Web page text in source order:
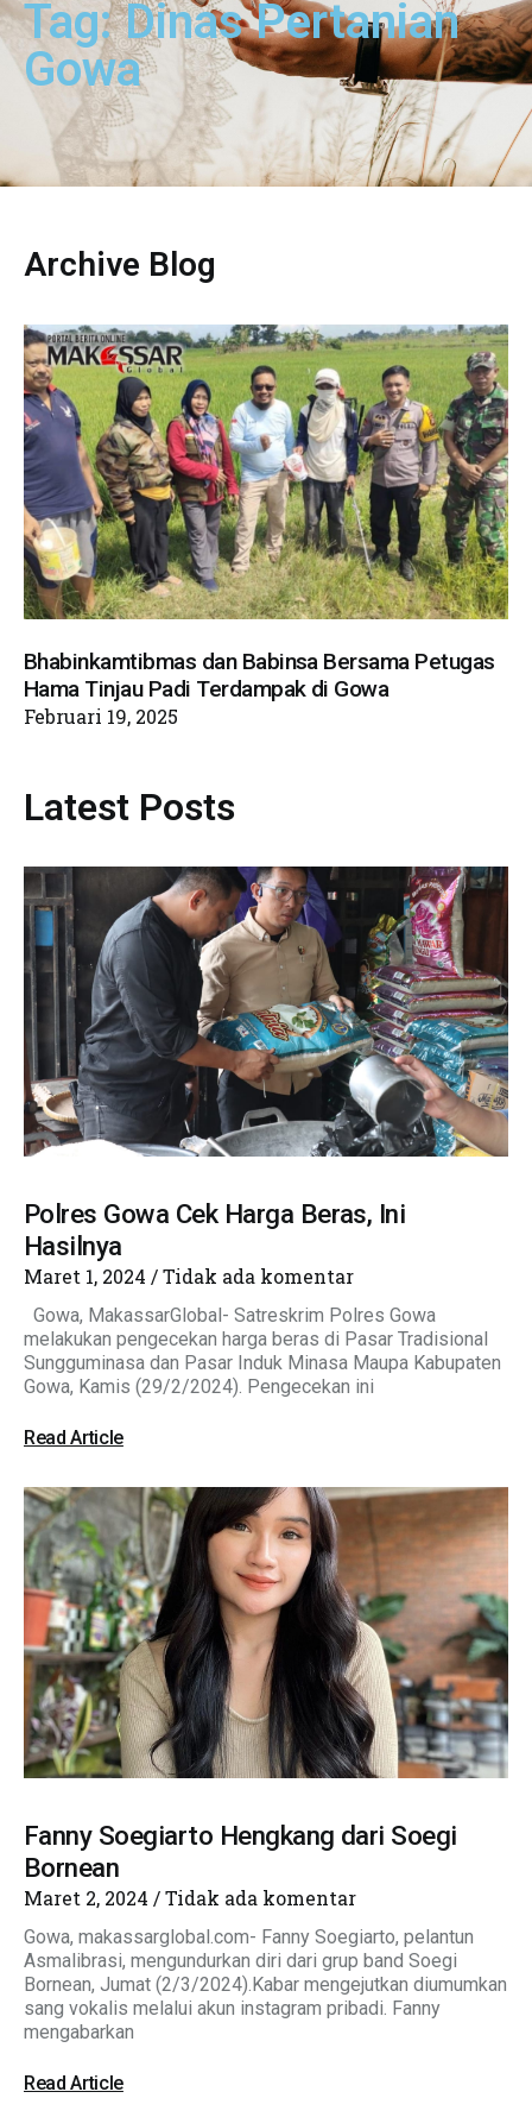
Tag: Dinas Pertanian
Gowa
Archive Blog
Bhabinkamtibmas dan Babinsa Bersama Petugas
Hama Tinjau Padi Terdampak di Gowa
Februari 19, 2025
Latest Posts
Polres Gowa Cek Harga Beras, Ini
Hasilnya
Maret 1, 2024 Tidak ada komentar
Gowa, MakassarGlobal- Satreskrim Polres Gowa
melakukan pengecekan harga beras di Pasar Tradisional
Sungguminasa dan Pasar Induk Minasa Maupa Kabupaten
Gowa, Kamis (29/2/2024). Pengecekan ini
Read Article
Fanny Soegiarto Hengkang dari Soegi
Bornean
Maret 2, 2024 Tidak ada komentar
Gowa, makassarglobal.com- Fanny Soegiarto, pelantun
Asmalibrasi, mengundurkan diri dari grup band Soegi
Bornean, Jumat (2/3/2024).Kabar mengejutkan diumumkan
sang vokalis melalui akun instagram pribadi. Fanny
mengabarkan
Read Article